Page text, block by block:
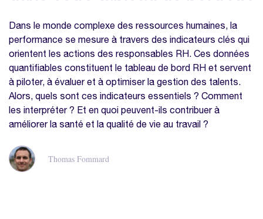
Dans le monde complexe des ressources humaines, la
performance se mesure à travers des indicateurs clés qui
orientent les actions des responsables RH. Ces données
quantifiables constituent le tableau de bord RH et servent
à piloter, à évaluer et à optimiser la gestion des talents.
Alors, quels sont ces indicateurs essentiels ? Comment
les interpréter ? Et en quoi peuvent-ils contribuer à
améliorer la santé et la qualité de vie au travail ?
Thomas Fommard